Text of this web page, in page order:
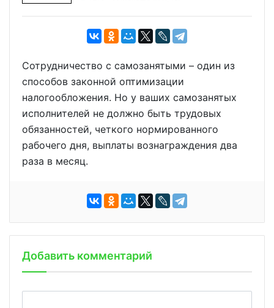
Сотрудничество с самозанятыми – один из
способов законной оптимизации
налогообложения. Но у ваших самозанятых
исполнителей не должно быть трудовых
обязанностей, четкого нормированного
рабочего дня, выплаты вознаграждения два
раза в месяц.
Добавить комментарий